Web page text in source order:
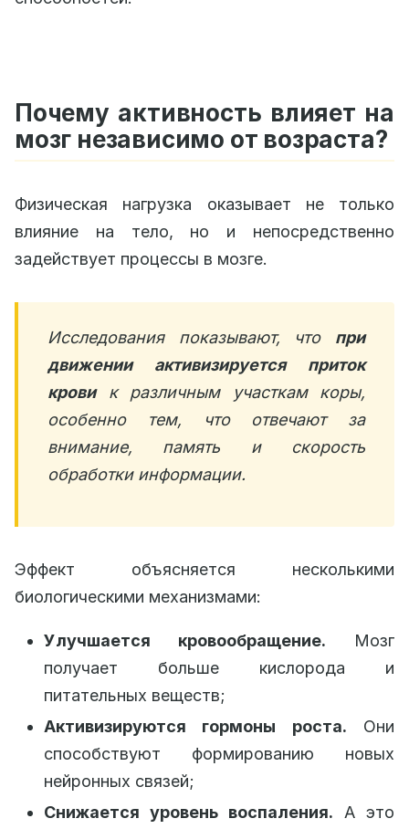
Почему активность влияет на
мозг независимо от возраста?
Физическая нагрузка оказывает не только
влияние на тело, но и непосредственно
задействует процессы в мозге.
Исследования показывают, что при
движении активизируется приток
кровик различным участкам коры,
особенно тем, что отвечают за
внимание, память и скорость
обработки информации.
Эффект объясняется несколькими
биологическими механизмами:
Улучшается кровообращение. Мозг
получает больше кислорода и
питательных веществ;
Активизируются гормоны роста. Они
способствуют формированию новых
нейронных связей;
Снижается уровень воспаления. А это